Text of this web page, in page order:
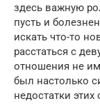
здесь важную
пусть и
искать что-то
расстаться с
отношения не
был настолько
недостатки